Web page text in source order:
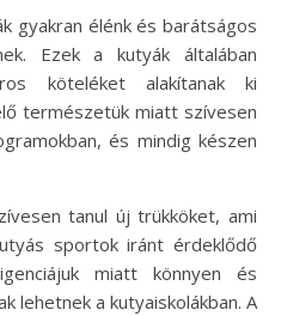
gyakran élénk és barátságos
Ezek a kutyák általában
köteléket alakítanak ki
természetük miatt szívesen
és mindig készen
tanul új trükköket, ami
sportok iránt érdeklődő
miatt könnyen és
lehetnek a kutyaiskolákban. A